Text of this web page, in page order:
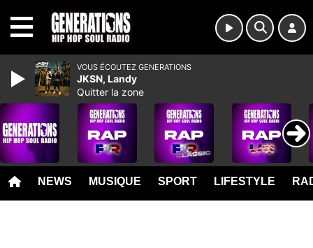
NEWS MUSIQUE SPORT LIFESTYLE
VOUS ÉCOUTEZ GENERATIONS
JKSN, Landy
Quitter la zone